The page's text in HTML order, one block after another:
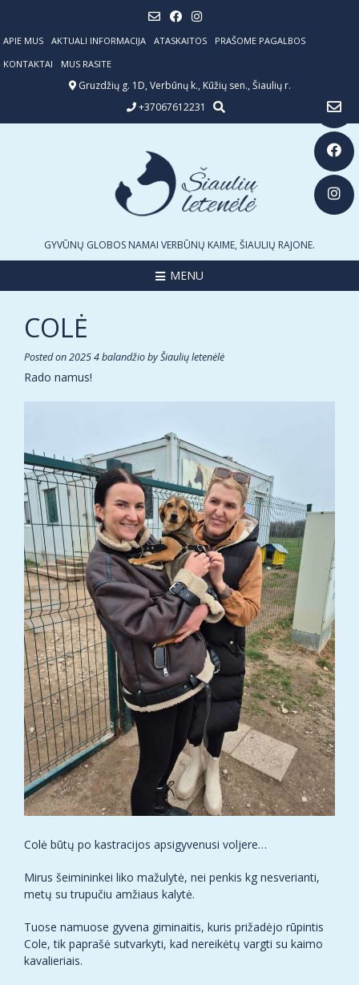
content
APIE MUS AKTUALI INFORMACIJA ATASKAITOS
PRAŠOME PAGALBOS
KONTAKTAI
MUS RASITE
Gruzdžių g. 1D, Verbūnų k., Kūžių sen., Šiaulių r.
+37067612231
GYVŪNŲ GLOBOS NAMAI VERBŪNŲ KAIME, ŠIAULIŲ RAJONE.
MENU
COLĖ
Posted on2025 4 balandžiobyŠiaulių letenėlė
Rado namus!
Colė būtų po kastracijos apsigyvenusi voljere…
Mirus šeimininkei liko mažulytė, nei penkis kg nesverianti,
metų su trupučiu amžiaus kalytė.
Tuose namuose gyvena giminaitis, kuris prižadėjo rūpintis
Cole, tik paprašė sutvarkyti, kad nereikėtų vargti su kaimo
kavalieriais.